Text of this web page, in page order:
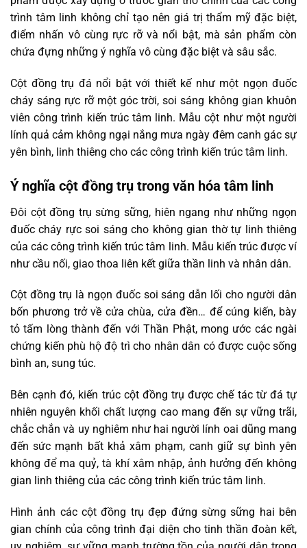
trình tâm linh không chỉ tạo nên giá trị thẩm mỹ đặc biệt,
điểm nhấn vô cùng rực rỡ và nổi bật, mà sản phẩm còn
chứa đựng những ý nghĩa vô cùng đặc biệt và sâu sắc.
Cột đồng trụ đá nổi bật với thiết kế như một ngọn đuốc
cháy sáng rực rỡ một góc trời, soi sáng không gian khuôn
viên công trình kiến trúc tâm linh. Mẫu cột như một người
lính quả cảm không ngại nắng mưa ngày đêm canh gác sự
yên bình, linh thiêng cho các công trình kiến trúc tâm linh.
Ý nghĩa cột đồng trụ trong văn hóa tâm linh
Đôi cột đồng trụ sừng sững, hiên ngang như những ngọn
đuốc cháy rực soi sáng cho không gian thờ tự linh thiêng
của các công trình kiến trúc tâm linh. Mẫu kiến trúc được ví
như cầu nối, giao thoa liên kết giữa thần linh và nhân dân.
Cột đồng trụ là ngọn đuốc soi sáng dẫn lối cho người dân
bốn phương trở về cửa chùa, cửa đền… để cúng kiến, bày
tỏ tấm lòng thành đến với Thần Phật, mong ước các ngài
chứng kiến phù hộ độ trì cho nhân dân có được cuộc sống
bình an, sung túc.
Bên cạnh đó, kiến trúc cột đồng trụ được chế tác từ đá tự
nhiên nguyên khối chất lượng cao mang đến sự vững trãi,
chắc chắn và uy nghiêm như hai người lính oai dũng mang
đến sức mạnh bất khả xâm phạm, canh giữ sự bình yên
không để ma quỷ, tà khí xâm nhập, ảnh hưởng đến không
gian linh thiêng của các công trình kiến trúc tâm linh.
Hình ảnh các cột đồng trụ đẹp đứng sừng sững hai bên
gian chính của công trình đại diện cho tinh thần đoàn kết,